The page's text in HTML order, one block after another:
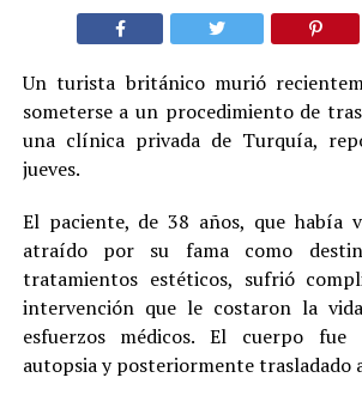
Un turista británico murió
someterse a un procedimiento de
una clínica privada de Turquía,
jueves.
El paciente, de 38 años, que había
atraído por su fama como
tratamientos estéticos, sufrió
intervención que le costaron la
esfuerzos médicos. El cuerpo
autopsia y posteriormente trasladado